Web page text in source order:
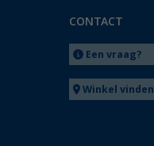
CONTACT
Een vraag?
Winkel vinden